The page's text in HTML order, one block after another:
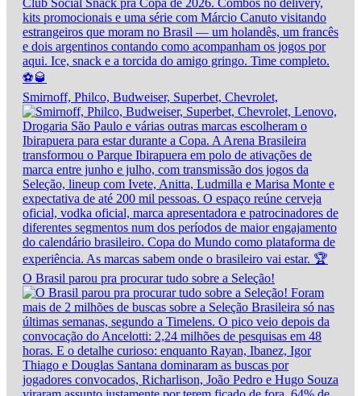
Smirnoff, Philco, Budweiser, Superbet, Chevrolet,
O Brasil parou pra procurar tudo sobre a Seleção!